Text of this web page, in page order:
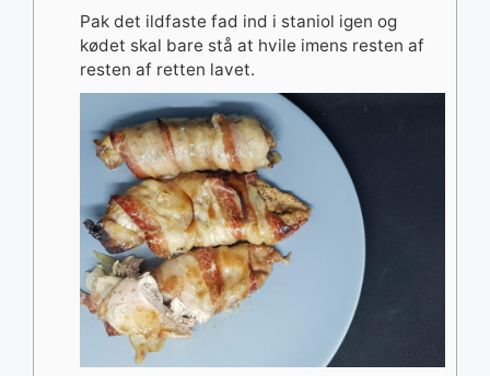
Pak det ildfaste fad ind i staniol igen og
kødet skal bare stå at hvile imens resten af
resten af retten lavet.